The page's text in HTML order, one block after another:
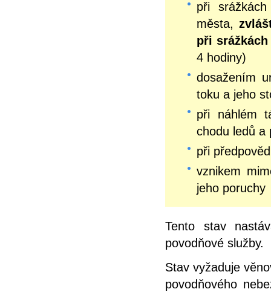
při
města,
při
4 hodiny)
dosažením
toku a jeho
při náhlém
chodu ledů a
při
vznikem
jeho poruchy
Tento stav
povodňové služby.
Stav vyžaduje
povodňového